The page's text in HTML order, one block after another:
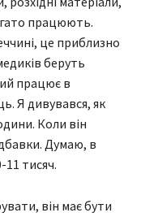
працюють.
це приблизно
беруть
працює в
Я дивувався, як
Коли він
Думаю, в
тисяч.
він має бути